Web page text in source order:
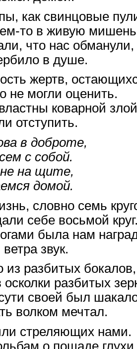
как свинцовые
то в живую
что нас обманули,
в душе.
жертв,
не могли оценить.
коварной
отступить.
в доброте,
с собой.
на щите,
домой.
словно семь
себе восьмой
была нам
звук.
разбитых бокалов,
разбитых
своей был
волком мечтал.
стреляющих нами.
о пощаде глухи.